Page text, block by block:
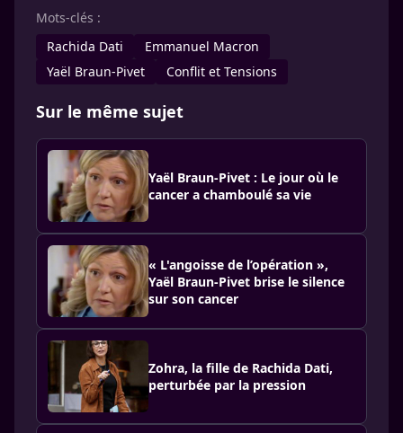
Mots-clés :
Rachida Dati
Emmanuel Macron
Yaël Braun-Pivet
Conflit et Tensions
Sur le même sujet
Yaël Braun-Pivet : Le jour où le
cancer a chamboulé sa vie
« L'angoisse de l’opération »,
Yaël Braun-Pivet brise le silence
sur son cancer
Zohra, la fille de Rachida Dati,
perturbée par la pression